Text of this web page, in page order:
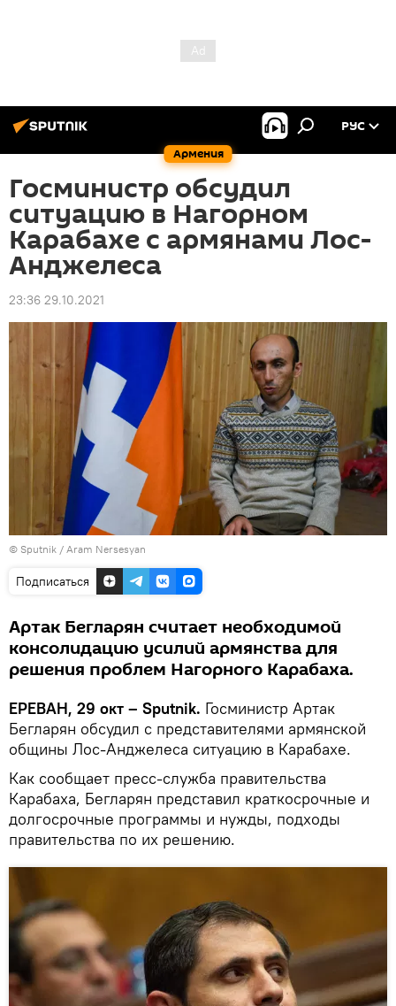
Армения
РУС
Госминистр обсудил
ситуацию в Нагорном
Карабахе с армянами Лос-
Анджелеса
23:36 29.10.2021
© Sputnik / Aram Nersesyan
Подписаться
Артак Бегларян считает необходимой
консолидацию усилий армянства для
решения проблем Нагорного Карабаха.
ЕРЕВАН, 29 окт – Sputnik. Госминистр Артак
Бегларян обсудил с представителями армянской
общины Лос-Анджелеса ситуацию в Карабахе.
Как сообщает пресс-служба правительства
Карабаха, Бегларян представил краткосрочные и
долгосрочные программы и нужды, подходы
правительства по их решению.